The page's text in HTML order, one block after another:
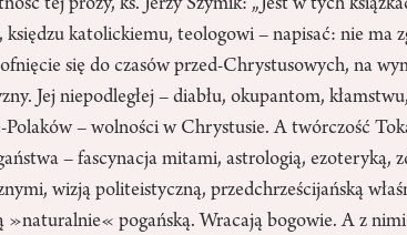
tej prozy, ks. Jerzy Szymik: „Jest w tych
księdzu katolickiemu, teologowi – napisać: nie ma
się do czasów przed-Chrystusowych, na
Jej niepodległej – diabłu, okupantom,
Polaków – wolności w Chrystusie. A twórczość
– fascynacja mitami, astrologią, ezoteryką,
wizją politeistyczną, przedchrześcijańską
»naturalnie« pogańską. Wracają bogowie. A z